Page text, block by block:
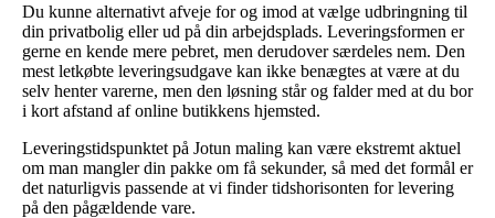
Du kunne alternativt afveje for og imod at vælge udbringning til
din privatbolig eller ud på din arbejdsplads. Leveringsformen er
gerne en kende mere pebret, men derudover særdeles nem. Den
mest letkøbte leveringsudgave kan ikke benægtes at være at du
selv henter varerne, men den løsning står og falder med at du bor
i kort afstand af online butikkens hjemsted.
Leveringstidspunktet på Jotun maling kan være ekstremt aktuel
om man mangler din pakke om få sekunder, så med det formål er
det naturligvis passende at vi finder tidshorisonten for levering
på den pågældende vare.